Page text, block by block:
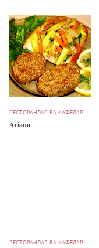
РЕСТОРАНЛАР ВА КАФЕЛАР
Ariana
РЕСТОРАНЛАР ВА КАФЕЛАР